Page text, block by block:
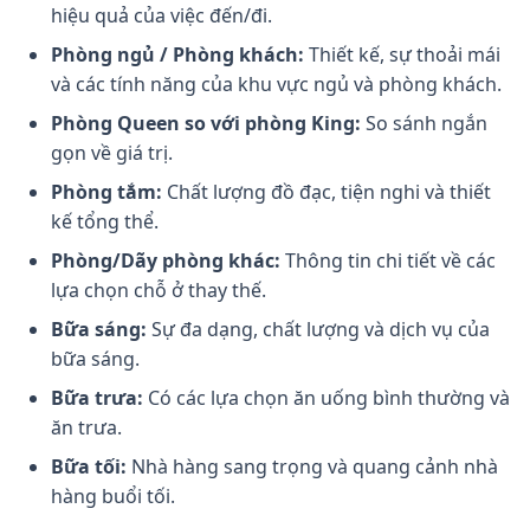
hiệu quả của việc đến/đi.
Phòng ngủ / Phòng khách: Thiết kế, sự thoải mái
và các tính năng của khu vực ngủ và phòng khách.
Phòng Queen so với phòng King: So sánh ngắn
gọn về giá trị.
Phòng tắm: Chất lượng đồ đạc, tiện nghi và thiết
kế tổng thể.
Phòng/Dãy phòng khác: Thông tin chi tiết về các
lựa chọn chỗ ở thay thế.
Bữa sáng: Sự đa dạng, chất lượng và dịch vụ của
bữa sáng.
Bữa trưa: Có các lựa chọn ăn uống bình thường và
ăn trưa.
Bữa tối: Nhà hàng sang trọng và quang cảnh nhà
hàng buổi tối.